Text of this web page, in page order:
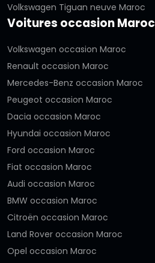
Volkswagen Tiguan neuve Maroc
Voitures occasion Maroc
Volkswagen occasion Maroc
Renault occasion Maroc
Mercedes-Benz occasion Maroc
Peugeot occasion Maroc
Dacia occasion Maroc
Hyundai occasion Maroc
Ford occasion Maroc
Fiat occasion Maroc
Audi occasion Maroc
BMW occasion Maroc
Citroën occasion Maroc
Land Rover occasion Maroc
Opel occasion Maroc